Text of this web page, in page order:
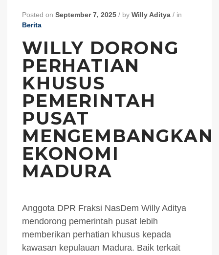
Posted on September 7, 2025 / by Willy Aditya / in
Berita
WILLY DORONG
PERHATIAN
KHUSUS
PEMERINTAH
PUSAT
MENGEMBANGKAN
EKONOMI
MADURA
Anggota DPR Fraksi NasDem Willy Aditya
mendorong pemerintah pusat lebih
memberikan perhatian khusus kepada
kawasan kepulauan Madura. Baik terkait